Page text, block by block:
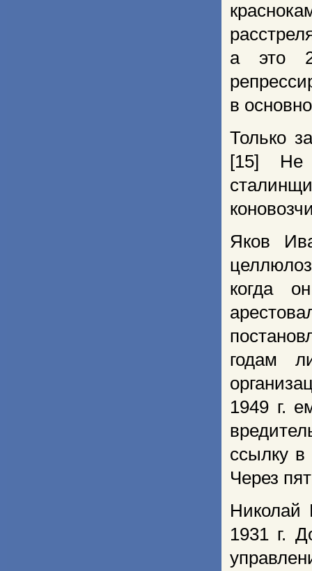
а это
в
Только
[15] Не
Яков
когда
годам
1949 г.
ссылку в
Через
Николай
1931 г.